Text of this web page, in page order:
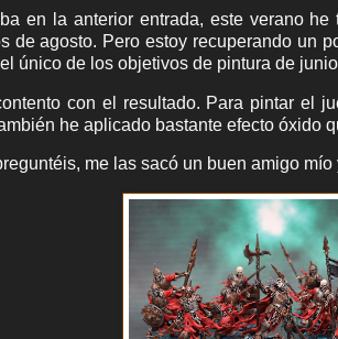
en la anterior entrada, este verano
de agosto. Pero estoy recuperando un
único de los objetivos de pintura de
con el resultado. Para pintar el
he aplicado bastante efecto óxido
me las sacó un buen amigo